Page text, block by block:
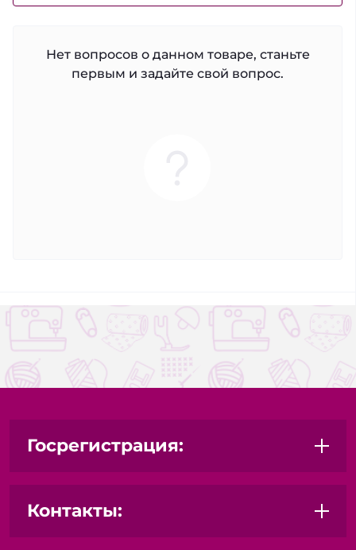
Нет вопросов о данном товаре, станьте
первым и задайте свой вопрос.
Госрегистрация:
Контакты: